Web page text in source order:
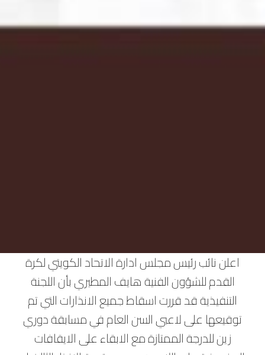
اعلن نائب رئيس مجلس ادارة الاتحاد الكويتي لكرة
القدم للشؤون الفنية هايف المطيري بأن اللجنة
التنفيذية قد قررت اسقاط جميع الانذارات التي تم
توقيعها على لاعبي السن العام في مسابقة دوري
زين للدرجة الممتازة مع الابقاء على الايقافات